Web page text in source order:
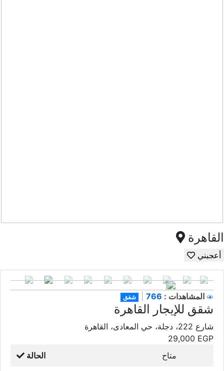
القاهرة
أعجبني
شقق المشاهدات :
شقق للإيجار القاهرة
شارع 222، دجلة، حي المعادى، القاهرة
29,000 EGP
الحالة
متاح